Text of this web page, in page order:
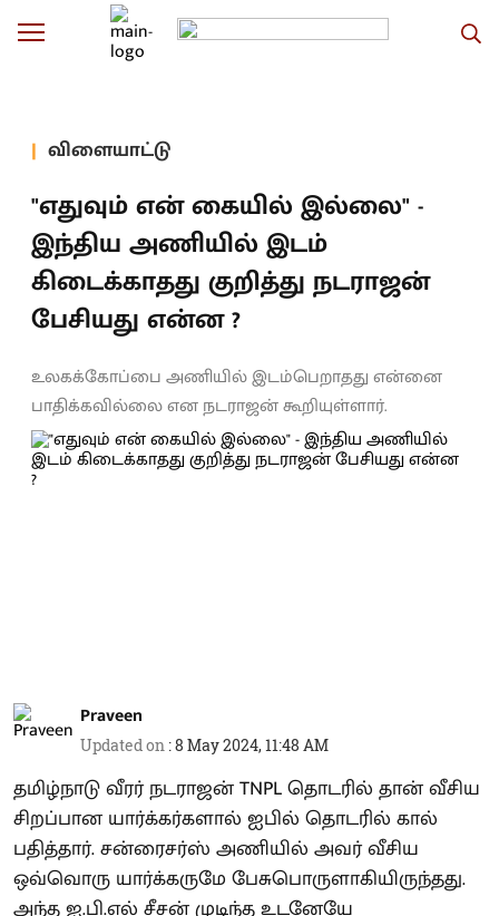
விளையாட்டு
"எதுவும் என் கையில் இல்லை" -
இந்திய அணியில் இடம்
கிடைக்காதது குறித்து நடராஜன்
பேசியது என்ன ?
உலகக்கோப்பை அணியில் இடம்பெறாதது என்னை
பாதிக்கவில்லை என நடராஜன் கூறியுள்ளார்.
Praveen
Updated on :8 May 2024, 11:48 AM
தமிழ்நாடு வீரர் நடராஜன் TNPL தொடரில் தான் வீசிய
சிறப்பான யார்க்கர்களால் ஐபில் தொடரில் கால்
பதித்தார். சன்ரைசர்ஸ் அணியில் அவர் வீசிய
ஒவ்வொரு யார்க்கருமே பேசுபொருளாகியிருந்தது.
அந்த ஐ.பி.எல் சீசன் முடிந்த உடனேயே